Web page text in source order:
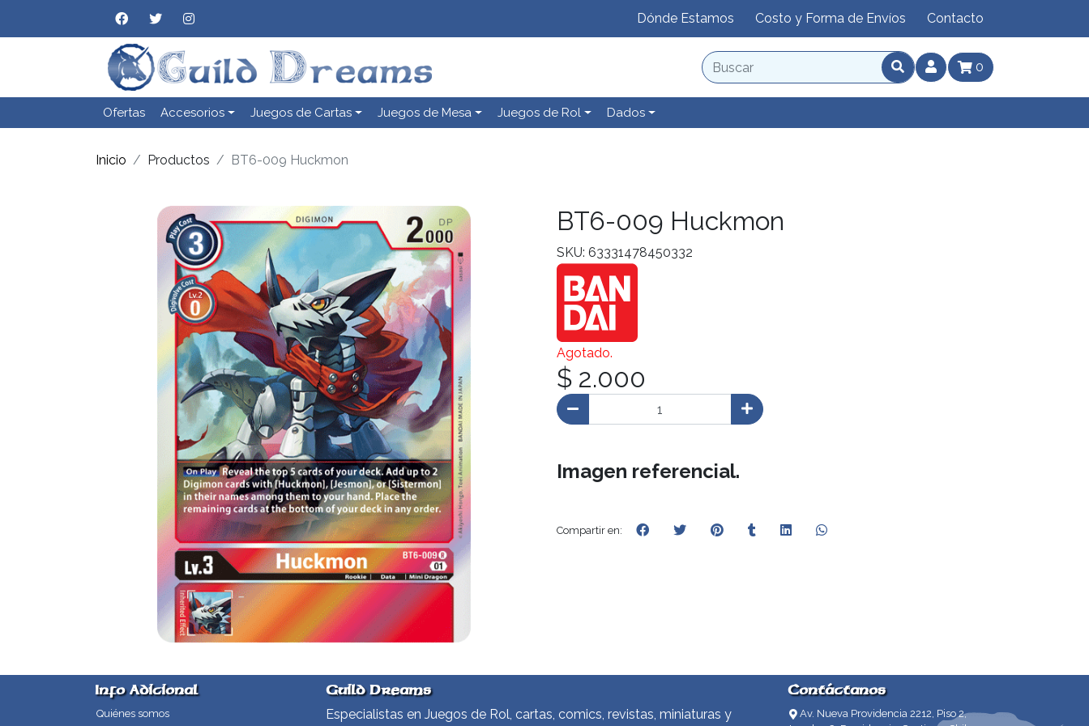
Dónde Estamos Costo y Forma de Envíos Contacto
0
Ofertas Accesorios Juegos de Cartas Juegos de Mesa Juegos de Rol Dados
Inicio Productos BT6-009 Huckmon
BT6-009 Huckmon
SKU: 63331478450332
Agotado.
$ 2.000
Imagen referencial.
Compartir en:
Info Adicional
Quiénes somos
Guild Dreams
Especialistas en Juegos de Rol, cartas, comics, revistas, miniaturas y
Contáctanos
Av. Nueva Providencia 2212, Piso 2,